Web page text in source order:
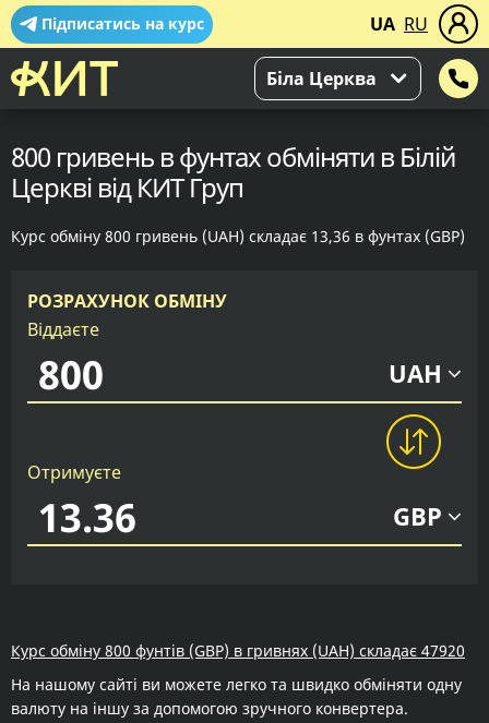
Підписатись на курс UA RU
Біла Церква
800 гривень в фунтах обміняти в Білій
Церкві від КИТ Груп
Курс обміну 800 гривень (UAH) складає 13,36 в фунтах (GBP)
РОЗРАХУНОК ОБМІНУ
Віддаєте
UAH
Отримуєте
GBP
Курс обміну 800 фунтів (GBP) в гривнях (UAH) складає 47920
На нашому сайті ви можете легко та швидко обміняти одну
валюту на іншу за допомогою зручного конвертера.